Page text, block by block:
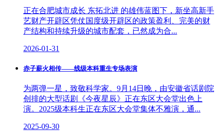
正在合肥城市成长 东拓北进 的雄伟蓝图下，新坐高新手
艺财产开辟区凭仗国度级开辟区的政策盈利、完美的财
产结构和持续升级的城市配套，已然成为合...
2026-01-31
赤子薪火相传——线级本科重生专场表演
为两弹一星，致敬科学家。9月14日晚，由安徽省话剧院
创排的大型话剧《今夜星辰》正在东区大会堂出色上
演。2025级本科生正在东区大会堂集体不雅演，通...
2025-09-30